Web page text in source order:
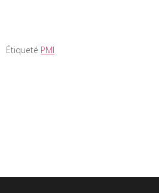
Étiqueté PMI